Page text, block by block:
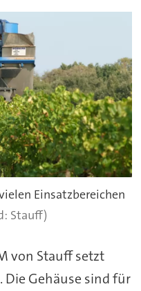
Einsatzbereichen
Stauff)
von Stauff setzt
Die Gehäuse sind für